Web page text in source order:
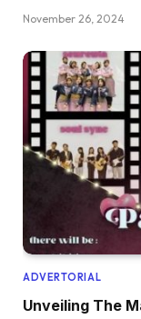
November 26, 2024
ADVERTORIAL
Unveiling The